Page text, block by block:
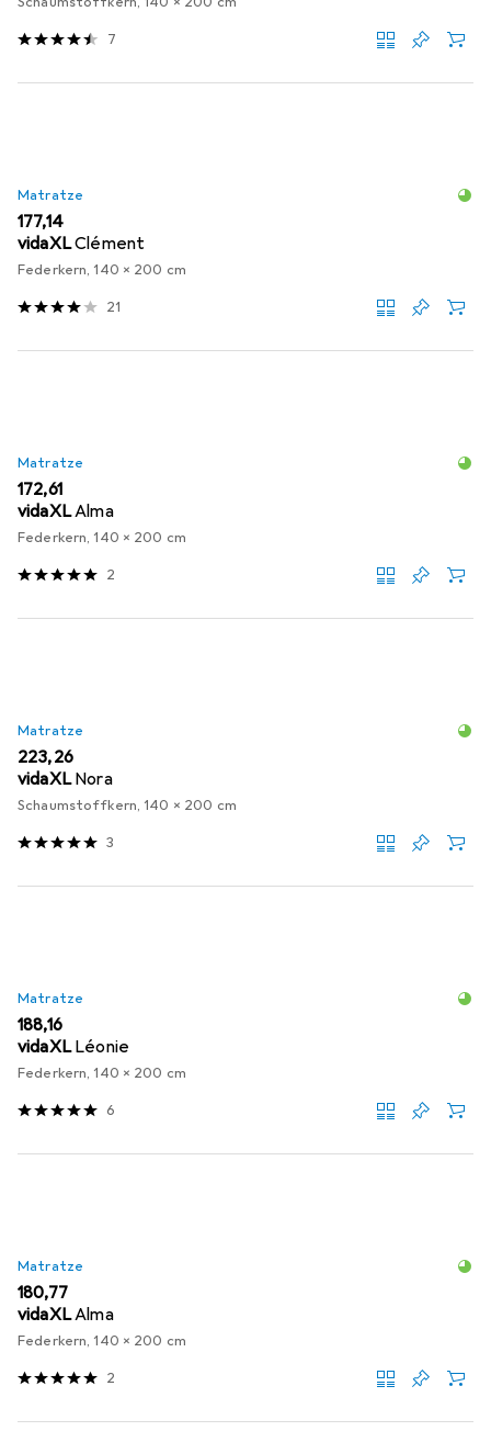
7
Matratze
EUR
177,14
vidaXLClément
Federkern, 140 x 200 cm
21
Matratze
EUR
172,61
vidaXLAlma
Federkern, 140 x 200 cm
2
Matratze
EUR
223,26
vidaXL Nora
Schaumstoffkern, 140 x 200 cm
3
Matratze
EUR
188,16
vidaXL Léonie
Federkern, 140 x 200 cm
6
Matratze
EUR
180,77
vidaXLAlma
Federkern, 140 x 200 cm
2